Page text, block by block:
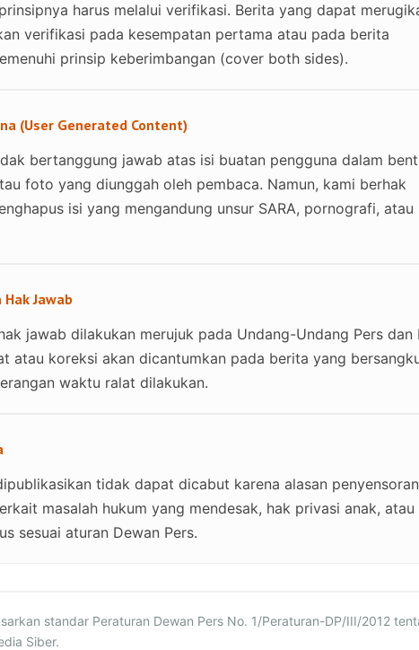
harus melalui verifikasi. Berita yang dapat
verifikasi pada kesempatan pertama atau pada berita
prinsip keberimbangan (cover both sides).
(User Generated Content)
bertanggung jawab atas isi buatan pengguna dalam
foto yang diunggah oleh pembaca. Namun, kami berhak
isi yang mengandung unsur SARA, pornografi, atau
Hak Jawab
jawab dilakukan merujuk pada Undang-Undang Pers dan
atau koreksi akan dicantumkan pada berita yang
waktu ralat dilakukan.
tidak dapat dicabut karena alasan
masalah hukum yang mendesak, hak privasi anak, atau
sesuai aturan Dewan Pers.
standar Peraturan Dewan Pers No. 1/Peraturan-DP/III/2012
Siber.